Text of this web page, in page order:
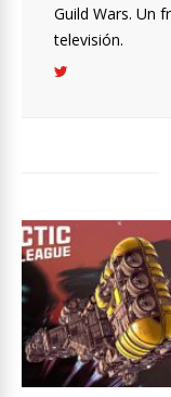
Guild Wars. Un
televisión.